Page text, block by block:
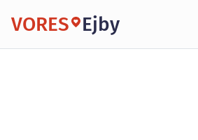
VORES Ejby